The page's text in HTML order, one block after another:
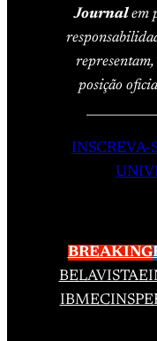
Journalem
representam,
posição
INSCREVA-
BREAKING
BELAVISTA
IBMEC